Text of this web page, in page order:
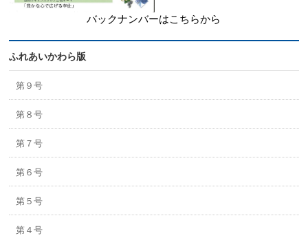
バックナンバーはこちらから
ふれあいかわら版
第９号
第８号
第７号
第６号
第５号
第４号